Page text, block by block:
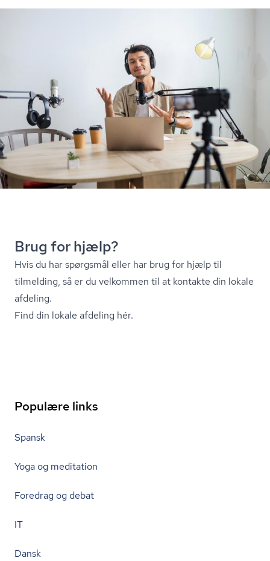
Brug for hjælp?
Hvis du har spørgsmål eller har brug for hjælp til
tilmelding, så er du velkommen til at kontakte din lokale
afdeling.
Find din lokale afdeling hér.
Populære links
Spansk
Yoga og meditation
Foredrag og debat
IT
Dansk